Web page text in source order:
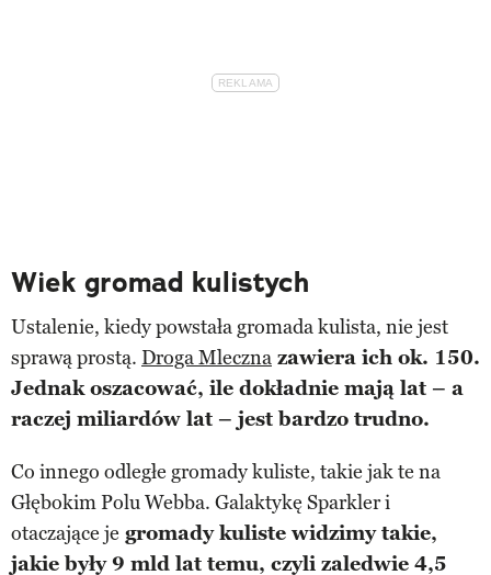
Wiek gromad kulistych
Ustalenie, kiedy powstała gromada kulista, nie jest
sprawą prostą. Droga Mleczna zawiera ich ok. 150.
Jednak oszacować, ile dokładnie mają lat – a
raczej miliardów lat – jest bardzo trudno.
Co innego odległe gromady kuliste, takie jak te na
Głębokim Polu Webba. Galaktykę Sparkler i
otaczające je gromady kuliste widzimy takie,
jakie były 9 mld lat temu, czyli zaledwie 4,5